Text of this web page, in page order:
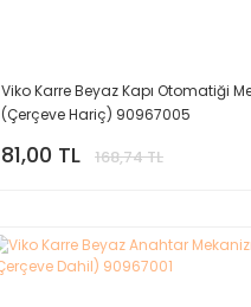
Viko Karre Beyaz Kapı Otomatiği
(Çerçeve Hariç) 90967005
81,00 TL 168,74 TL